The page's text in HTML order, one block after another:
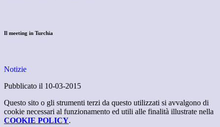
Il meeting in Turchia
Notizie
Pubblicato il 10-03-2015
Questo sito o gli strumenti terzi da questo utilizzati si avvalgono di
cookie necessari al funzionamento ed utili alle finalità illustrate nella
COOKIE POLICY.